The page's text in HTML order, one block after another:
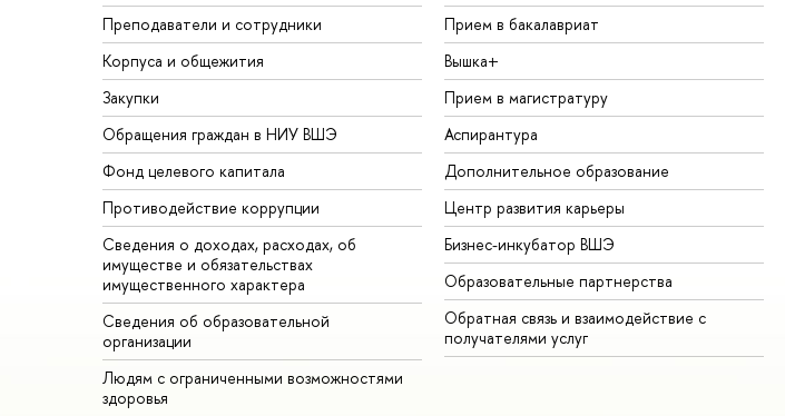
Преподаватели и сотрудники
Корпуса и общежития
Закупки
Обращения граждан в НИУ ВШЭ
Фонд целевого капитала
Противодействие коррупции
Сведения о доходах, расходах, об
имуществе и обязательствах
имущественного характера
Сведения об образовательной
организации
Людям с ограниченными возможностями
здоровья
Прием в бакалавриат
Вышка+
Прием в магистратуру
Аспирантура
Дополнительное образование
Центр развития карьеры
Бизнес-инкубатор ВШЭ
Образовательные партнерства
Обратная связь и взаимодействие с
получателями услуг